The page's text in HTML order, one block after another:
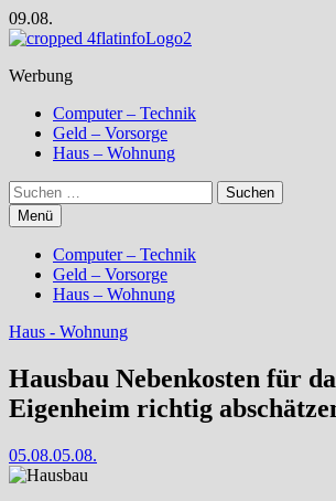
Zum
Inhalt
09.08.
Werbung
Computer – Technik
Geld – Vorsorge
Haus – Wohnung
Suchen
nach:
Menü
Computer – Technik
Geld – Vorsorge
Haus – Wohnung
Haus - Wohnung
Hausbau Nebenkosten für
Eigenheim richtig
05.08.05.08.